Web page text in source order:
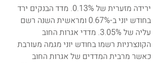
ירידה מזערית של 0.13%. מדד הבנקים ירד
בחודש יוני ב-0.67% ומראשית השנה רשם
עליה של 3.05%. מדדי אגרות החוב
הקונצרניות רשמו בחודש יוני מגמה מעורבת
כאשר מרבית המדדים של אגרות החוב